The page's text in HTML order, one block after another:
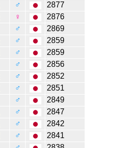
♂
2877
♀
2876
♂
2869
♂
2859
♂
2859
♂
2856
♂
2852
♂
2851
♂
2849
♂
2847
♂
2842
♂
2841